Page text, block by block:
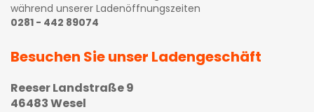
während unserer Ladenöffnungszeiten
0281 - 442 89074
Besuchen Sie unser Ladengeschäft
Reeser Landstraße 9
46483 Wesel